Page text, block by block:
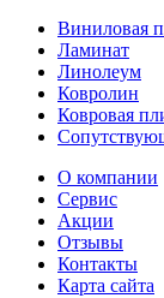
Виниловая
Ламинат
Линолеум
Ковролин
Ковровая
О компании
Сервис
Акции
Отзывы
Контакты
Карта сайта